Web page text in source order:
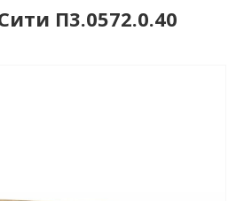
П3.0572.0.40